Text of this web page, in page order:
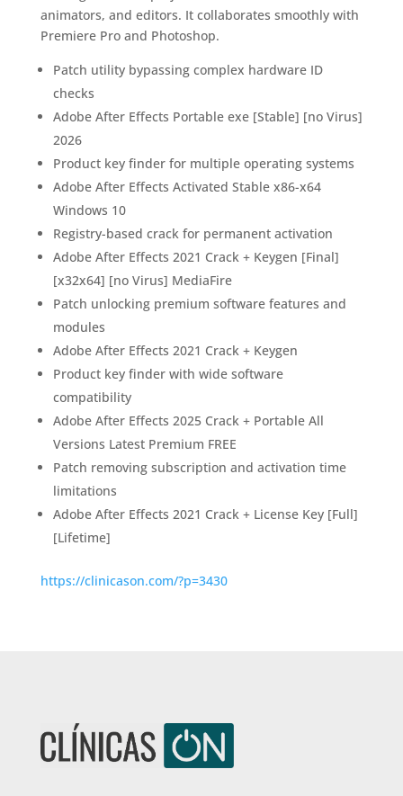
animators, and editors. It collaborates smoothly with
Premiere Pro and Photoshop.
Patch utility bypassing complex hardware ID
checks
Adobe After Effects Portable exe [Stable] [no Virus]
2026
Product key finder for multiple operating systems
Adobe After Effects Activated Stable x86-x64
Windows 10
Registry-based crack for permanent activation
Adobe After Effects 2021 Crack + Keygen [Final]
[x32x64] [no Virus] MediaFire
Patch unlocking premium software features and
modules
Adobe After Effects 2021 Crack + Keygen
Product key finder with wide software
compatibility
Adobe After Effects 2025 Crack + Portable All
Versions Latest Premium FREE
Patch removing subscription and activation time
limitations
Adobe After Effects 2021 Crack + License Key [Full]
[Lifetime]
https://clinicason.com/?p=3430